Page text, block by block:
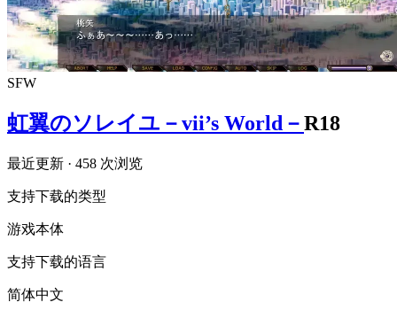
SFW
虹翼のソレイユ－vii’s World－R18
最近更新 · 458 次浏览
支持下载的类型
游戏本体
支持下载的语言
简体中文